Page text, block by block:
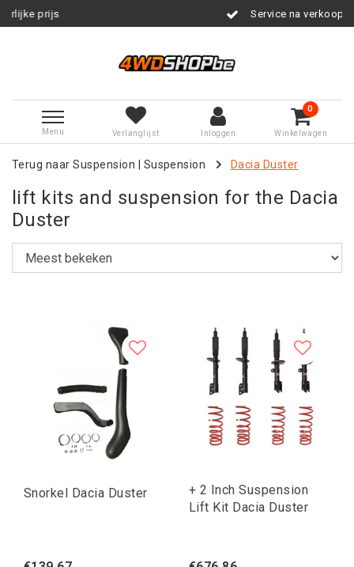
Service na verkoop
Menu Verlanglijst Inloggen
0
Winkelwagen
Terug naar Suspension Suspension Dacia Duster
lift kits and suspension for the Dacia
Duster
Snorkel Dacia Duster
+ 2 Inch Suspension
Lift Kit Dacia Duster